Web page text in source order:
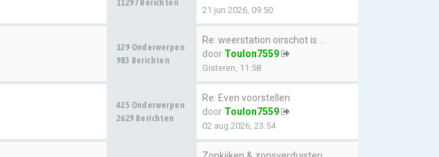
11297 Berichten
21 jun 2026, 09:50
129 Onderwerpen
983 Berichten
door Toulon7559
Gisteren, 11:58
425 Onderwerpen
2629 Berichten
Re: Even voorstellen
door Toulon7559
02 aug 2026, 23:54